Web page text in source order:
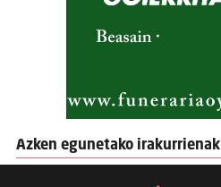
Azken egunetako irakurrienak